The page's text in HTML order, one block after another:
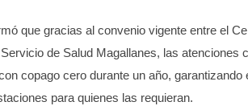
que gracias al convenio vigente entre el
de Salud Magallanes, las atenciones
copago cero durante un año, garantizando
para quienes las requieran.